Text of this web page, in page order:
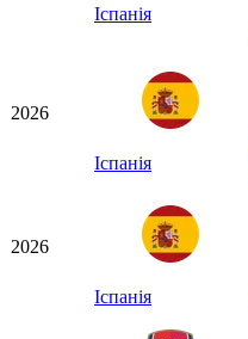
Іспанія
2026
Іспанія
2026
Іспанія